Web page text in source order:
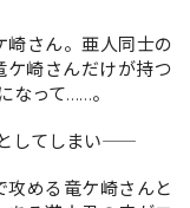
さん。亜人同士の
ケ崎さんだけが持つ
なって……。
てしまい――
める竜ケ崎さんと